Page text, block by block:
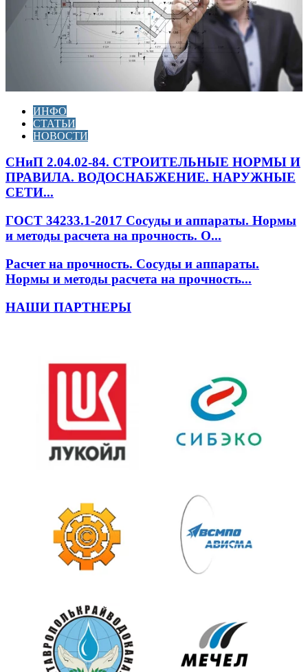
ИНФО
СТАТЬИ
НОВОСТИ
СНиП 2.04.02-84. СТРОИТЕЛЬНЫЕ НОРМЫ И
ПРАВИЛА. ВОДОСНАБЖЕНИЕ. НАРУЖНЫЕ
СЕТИ...
ГОСТ 34233.1-2017 Сосуды и аппараты. Нормы
и методы расчета на прочность. О...
Расчет на прочность. Сосуды и аппараты.
Нормы и методы расчета на прочность...
НАШИ ПАРТНЕРЫ